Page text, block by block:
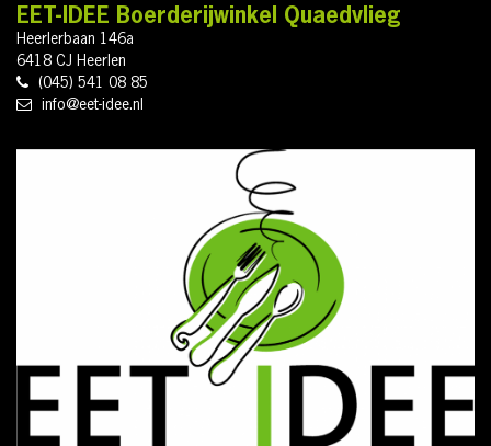
EET-IDEE Boerderijwinkel Quaedvlieg
Heerlerbaan 146a
6418 CJ Heerlen
(045) 541 08 85
info@eet-idee.nl